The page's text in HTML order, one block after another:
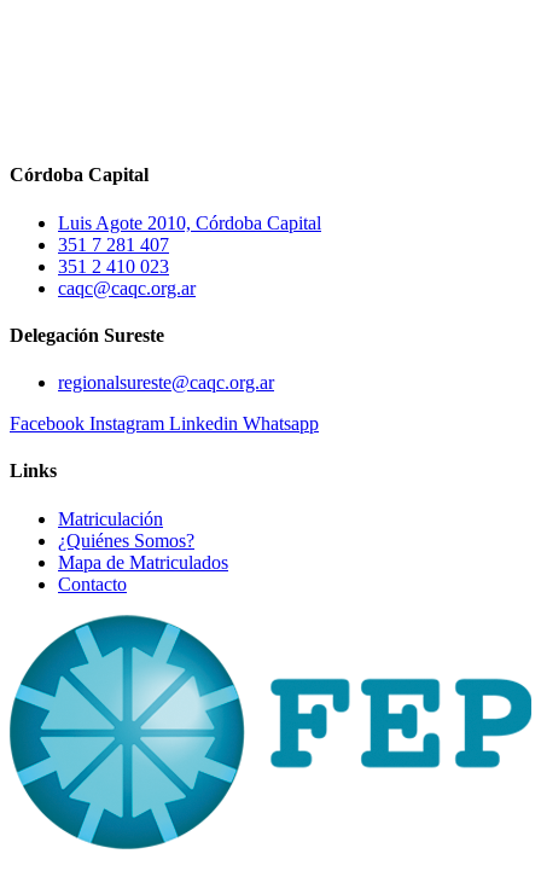
Córdoba Capital
Luis Agote 2010, Córdoba Capital
351 7 281 407
351 2 410 023
caqc@caqc.org.ar
Delegación Sureste
regionalsureste@caqc.org.ar
Facebook Instagram Linkedin Whatsapp
Links
Matriculación
¿Quiénes Somos?
Mapa de Matriculados
Contacto